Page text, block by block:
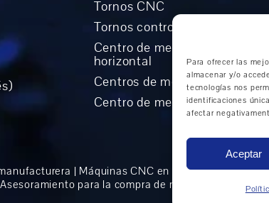
Para ofrecer las
almacenar y/o
tecnologías nos
identificaciones
afectar
Aceptar
Tornos CNC
Tornos controlados Ciclo
Centro de mecanización
horizontal
Centros de mecanizado
Centro de mecanización
| Máquinas CNC en la industria del
Asesoramiento para la compra de máquinas CNC